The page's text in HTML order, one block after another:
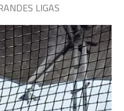
LIGAS